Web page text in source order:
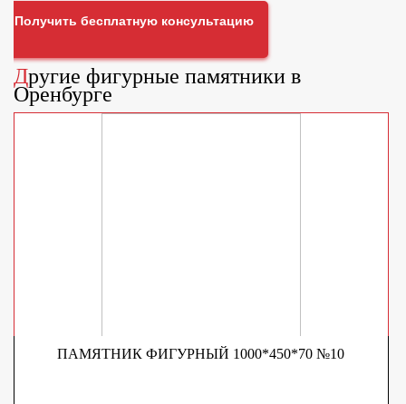
Получить бесплатную консультацию
Другие фигурные памятники в
Оренбурге
ПАМЯТНИК ФИГУРНЫЙ 1000*450*70 №10